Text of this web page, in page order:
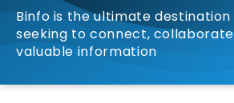
Binfo is the ultimate destination
seeking to connect,
valuable information